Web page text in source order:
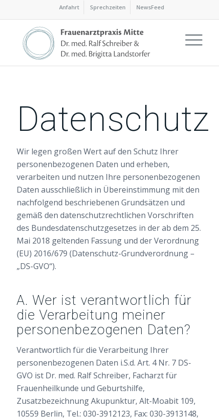
Anfahrt Sprechzeiten NewsFeed
Datenschutz
Wir legen großen Wert auf den Schutz Ihrer
personenbezogenen Daten und erheben,
verarbeiten und nutzen Ihre personenbezogenen
Daten ausschließlich in Übereinstimmung mit den
nachfolgend beschriebenen Grundsätzen und
gemäß den datenschutzrechtlichen Vorschriften
des Bundesdatenschutzgesetzes in der ab dem 25.
Mai 2018 geltenden Fassung und der Verordnung
(EU) 2016/679 (Datenschutz-Grundverordnung –
„DS-GVO“).
A. Wer ist verantwortlich für
die Verarbeitung meiner
personenbezogenen Daten?
Verantwortlich für die Verarbeitung Ihrer
personenbezogenen Daten i.S.d. Art. 4 Nr. 7 DS-
GVO ist Dr. med. Ralf Schreiber, Facharzt für
Frauenheilkunde und Geburtshilfe,
Zusatzbezeichnung Akupunktur, Alt-Moabit 109,
10559 Berlin, Tel.: 030-3912123, Fax: 030-3913148,